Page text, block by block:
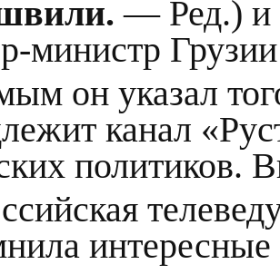
— Ред.) и
министр
он указал
канал
политиков.